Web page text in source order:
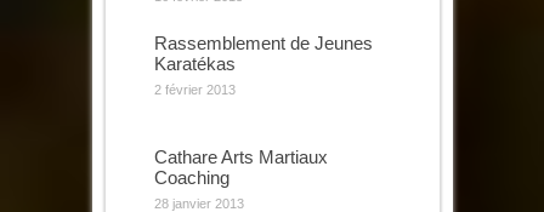
Rassemblement de Jeunes
Karatékas
2 février 2013
Cathare Arts Martiaux
Coaching
28 janvier 2013